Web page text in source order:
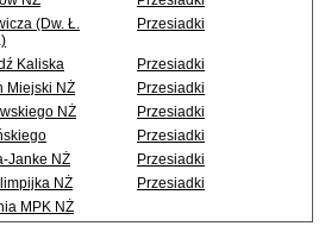
(Dw. Ł.
Przesiadki
Kaliska
Przesiadki
Miejski NŻ
Przesiadki
NŻ
Przesiadki
Przesiadki
Janke NŻ
Przesiadki
NŻ
Przesiadki
MPK NŻ